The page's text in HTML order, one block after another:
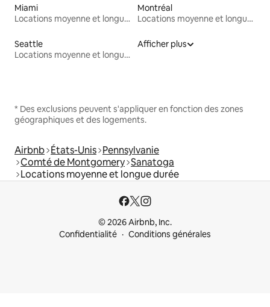
Miami
Locations moyenne et longue durée
Montréal
Locations moyenne et longue durée
Seattle
Locations moyenne et longue durée
Afficher plus
* Des exclusions peuvent s'appliquer en fonction des zones
géographiques et des logements.
Airbnb États-Unis Pennsylvanie
Comté de Montgomery Sanatoga
Locations moyenne et longue durée
© 2026 Airbnb, Inc.
Confidentialité
Conditions générales